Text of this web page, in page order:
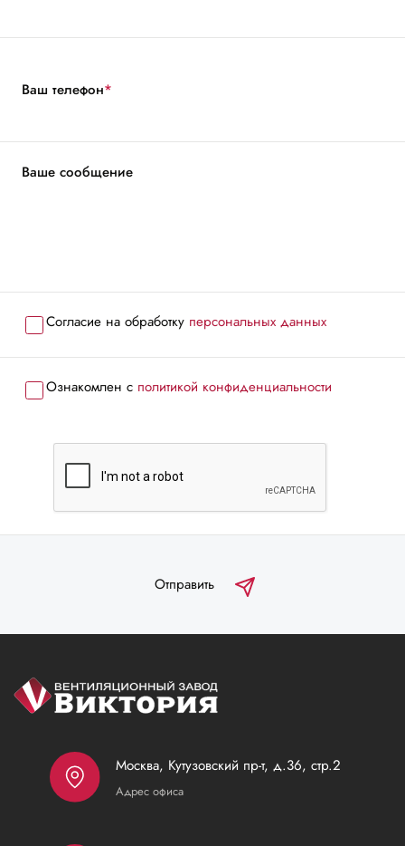
Ваш телефон*
Ваше сообщение
Согласие на обработку персональных данных
Ознакомлен с политикой конфиденциальности
Отправить
Москва, Кутузовский пр-т, д.36, стр.2
Адрес офиса